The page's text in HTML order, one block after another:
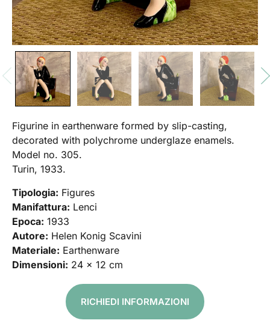
Figurine in earthenware formed by slip-casting,
decorated with polychrome underglaze enamels.
Model no. 305.
Turin, 1933.
Tipologia: Figures
Manifattura: Lenci
Epoca: 1933
Autore: Helen Konig Scavini
Materiale: Earthenware
Dimensioni: 24 x 12 cm
RICHIEDI INFORMAZIONI